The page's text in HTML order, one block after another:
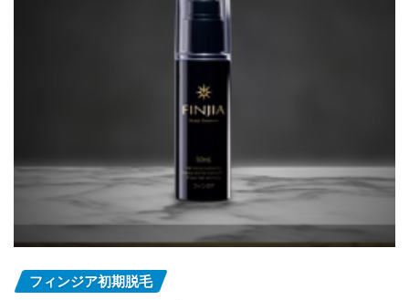
フィンジア初期脱毛